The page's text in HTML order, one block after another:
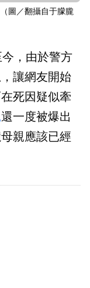
圖／翻攝自于朦朧
，由於警方
讓網友開始
死因疑似牽
還一度被爆出
親應該已經